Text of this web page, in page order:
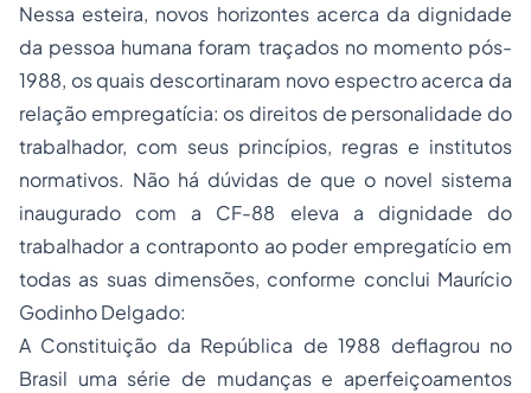
Nessa esteira, novos horizontes acerca da dignidade
da pessoa humana foram traçados no momento pós-
1988, os quais descortinaram novo espectro acerca da
relação empregatícia: os direitos de personalidade do
trabalhador, com seus princípios, regras e institutos
normativos. Não há dúvidas de que o novel sistema
inaugurado com a CF-88 eleva a dignidade do
trabalhador a contraponto ao poder empregatício em
todas as suas dimensões, conforme conclui Maurício
Godinho Delgado:
A Constituição da República de 1988 deflagrou no
Brasil uma série de mudanças e aperfeiçoamentos